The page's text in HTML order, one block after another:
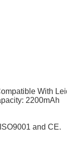
With
2200mAh
and CE.